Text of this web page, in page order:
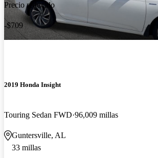
Precio reducido
-$709
2019 Honda Insight
Touring Sedan FWD 96,009 millas
Guntersville, AL
33 millas